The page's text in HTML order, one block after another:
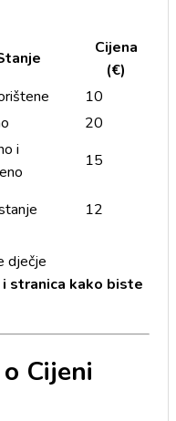
Cijena
(€)
10
20
i
15
12
dječje
stranica kako biste
Cijeni